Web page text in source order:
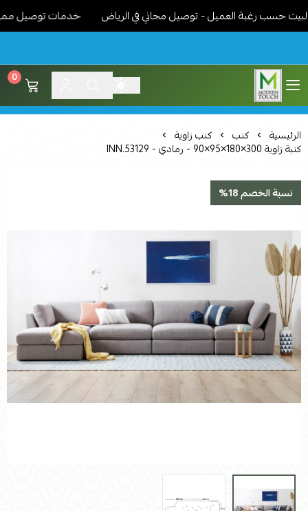
رغبة العميل - توصيل مجاني في الرياض خدمات توصيل مميزة
اثاث مودرن لمسة عصرية
0
الرئيسية كنب كنب زاوية
كنبة زاوية 300×180×95×90 - رمادي - INN.53129
نسبة الخصم 18%